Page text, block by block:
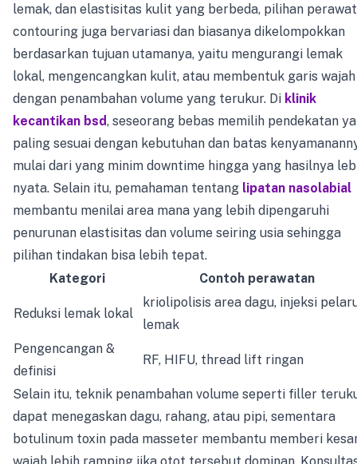
lemak, dan elastisitas kulit yang berbeda, pilihan
contouring juga bervariasi dan biasanya dikelompokkan
berdasarkan tujuan utamanya, yaitu mengurangi lemak
lokal, mengencangkan kulit, atau membentuk garis wajah
dengan penambahan volume yang terukur. Di klinik
kecantikan bsd, seseorang bebas memilih pendekatan
paling sesuai dengan kebutuhan dan batas
mulai dari yang minim downtime hingga yang hasilnya
nyata. Selain itu, pemahaman tentang lipatan nasolabial
membantu menilai area mana yang lebih dipengaruhi
penurunan elastisitas dan volume seiring usia sehingga
pilihan tindakan bisa lebih tepat.
Kategori
Contoh perawatan
Reduksi lemak lokal
kriolipolisis area dagu, injeksi
lemak
Pengencangan &
definisi
RF, HIFU, thread lift ringan
Selain itu, teknik penambahan volume seperti filler
dapat menegaskan dagu, rahang, atau pipi, sementara
botulinum toxin pada masseter membantu memberi
wajah lebih ramping jika otot tersebut dominan.